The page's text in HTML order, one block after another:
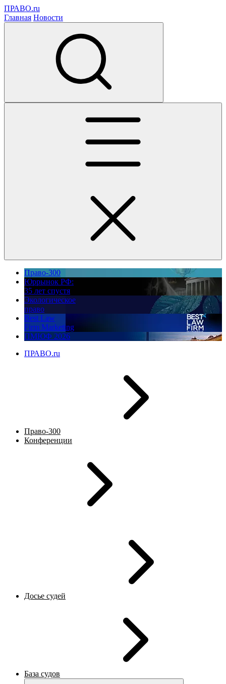
ПРАВО.ru
Главная Новости
Право-300
Юррынок РФ:
35 лет спустя
Экологическое
право
Best Law
Firm Marketing
ПМЮФ 2026
ПРАВО.ru
Право-300
Конференции
Досье судей
База судов